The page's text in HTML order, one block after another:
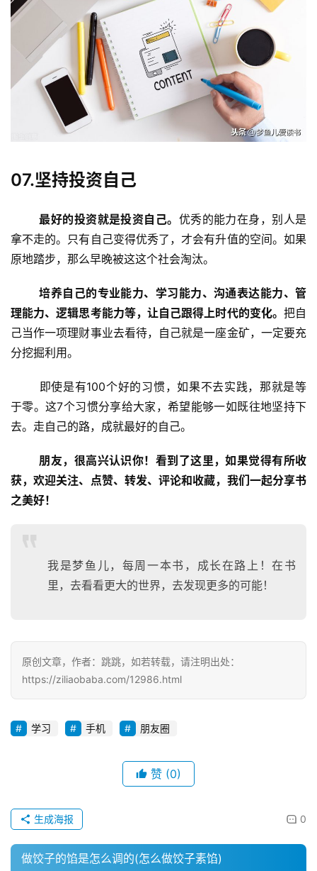
稿
好
07.坚持投资自己
最好的投资就是投资自己。 优秀的能力在身，别人是
拿不走的。只有自己变得优秀了，才会有升值的空间。如果
原地踏步，那么早晚被这这个社会淘汰。
培养自己的专业能力、学习能力、沟通表达能力、管
理能力、逻辑思考能力等，让自己跟得上时代的变化。 把自
己当作一项理财事业去看待，自己就是一座金矿，一定要充
分挖掘利用。
于零。这7个习惯分享给大家，希望能够一如既往地坚持下
去。走自己的路，成就最好的自己。
朋友，很高兴认识你！看到了这里，如果觉得有所收
获，欢迎关注、点赞、转发、评论和收藏，我们一起分享书
之美好！
我是梦鱼儿，每周一本书，成长在路上！在书
里，去看看更大的世界，去发现更多的可能！
原创文章，作者：跳跳，如若转载，请注明出处：
https://ziliaobaba.com/12986.html
学习 手机 朋友圈
赞 (0)
0
生成海报
做饺子的馅是怎么调的(怎么做饺子素馅)